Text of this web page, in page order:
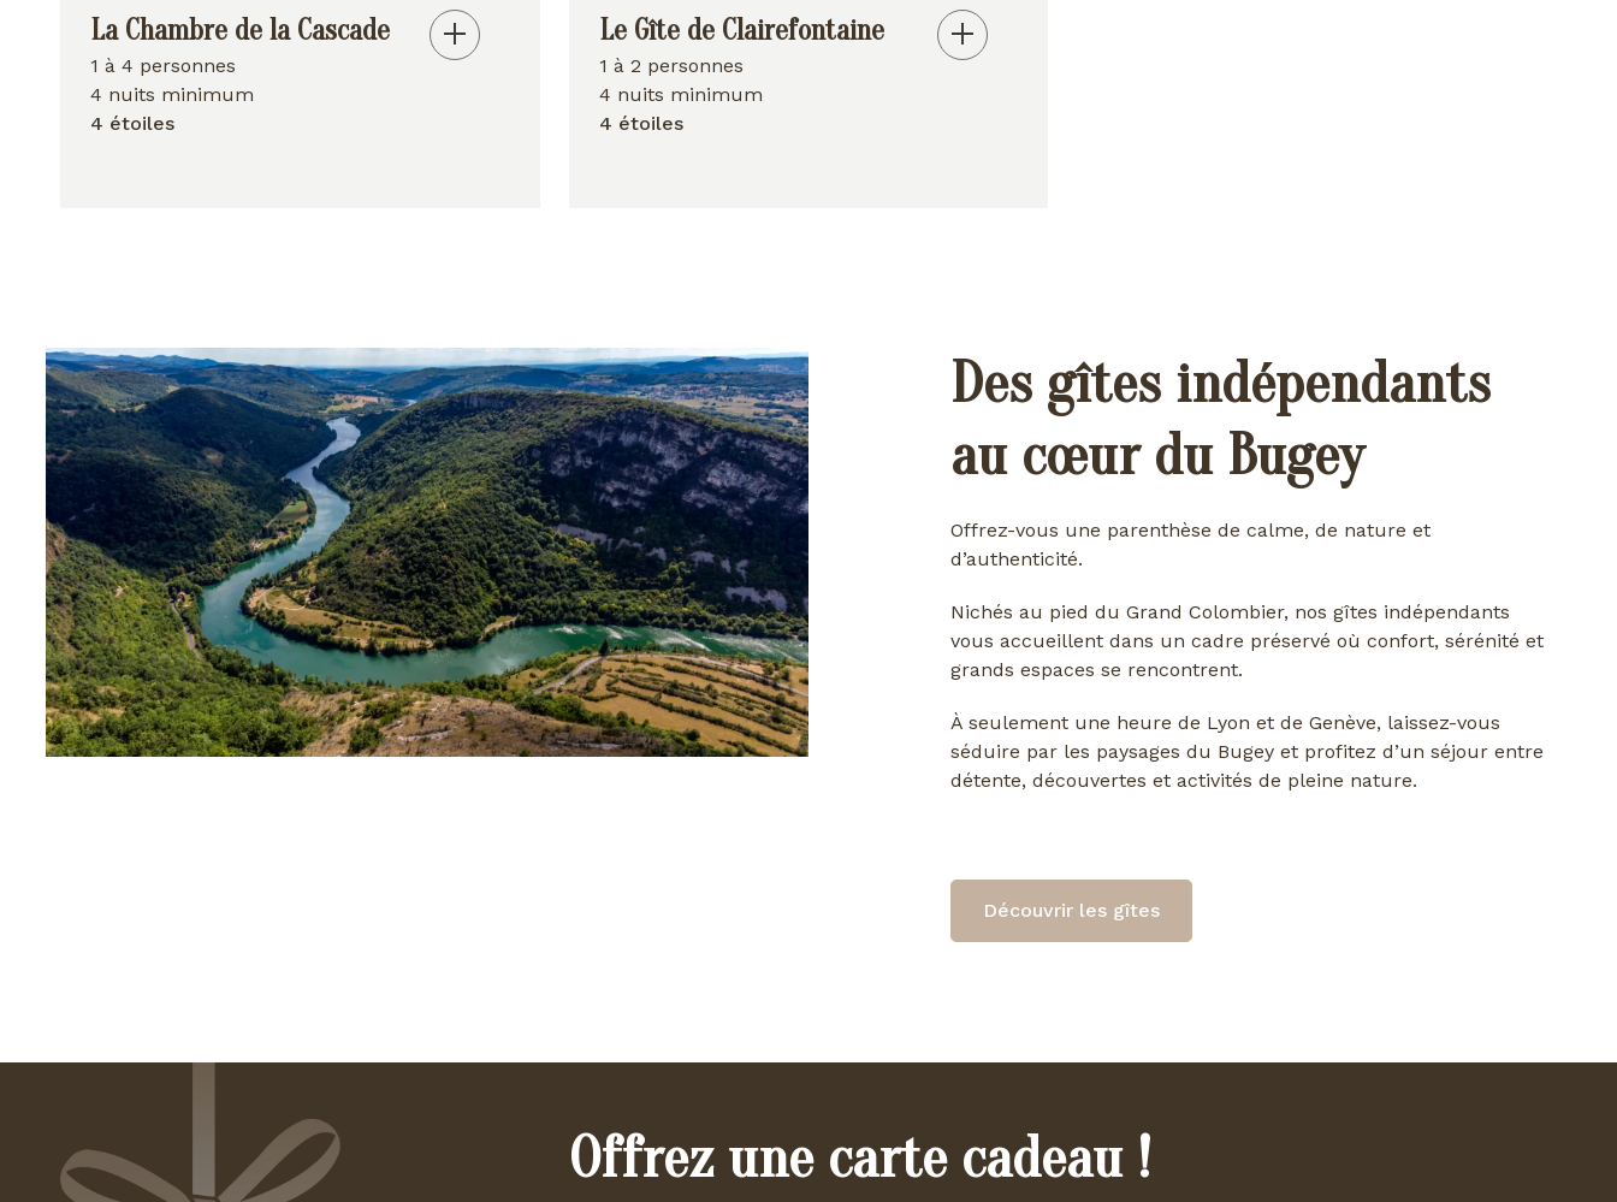
La Chambre de la Cascade
1 à 4 personnes
4 nuits minimum
4 étoiles
Le Gîte de Clairefontaine
1 à 2 personnes
4 nuits minimum
4 étoiles
Des gîtes indépendants
au cœur du Bugey
Offrez-vous une parenthèse de calme, de nature et
d’authenticité.
Nichés au pied du Grand Colombier, nos gîtes indépendants
vous accueillent dans un cadre préservé où confort, sérénité et
grands espaces se rencontrent.
À seulement une heure de Lyon et de Genève, laissez-vous
séduire par les paysages du Bugey et profitez d’un séjour entre
détente, découvertes et activités de pleine nature.
Découvrir les gîtes
Offrez une carte cadeau !